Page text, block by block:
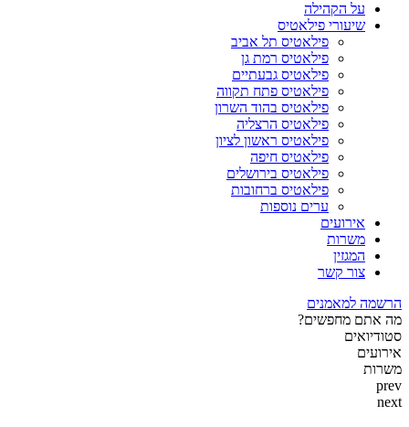
על הקהילה
שיעורי פילאטיס
פילאטיס תל אביב
פילאטיס רמת גן
פילאטיס גבעתיים
פילאטיס פתח תקווה
פילאטיס בהוד השרון
פילאטיס הרצליה
פילאטיס ראשון לציון
פילאטיס חיפה
פילאטיס בירושלים
פילאטיס ברחובות
ערים נוספות
אירועים
משרות
המגזין
צור קשר
הרשמה למאמנים
מה אתם מחפשים?
סטודיואים
אירועים
משרות
prev
next